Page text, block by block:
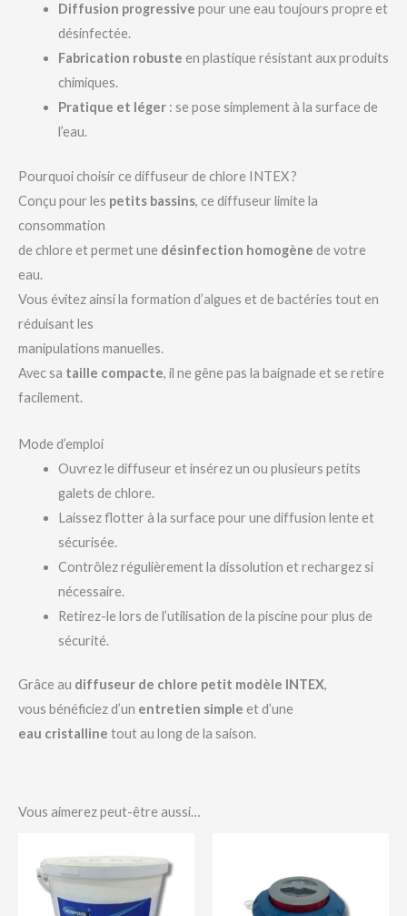
Diffusion progressive pour une eau toujours propre et
désinfectée.
Fabrication robuste en plastique résistant aux produits
chimiques.
Pratique et léger: se pose simplement à la surface de
l’eau.
Pourquoi choisir ce diffuseur de chlore INTEX ?
Conçu pour les petits bassins, ce diffuseur limite la
consommation
de chlore et permet une désinfection homogène de votre
eau.
Vous évitez ainsi la formation d’algues et de bactéries tout en
réduisant les
manipulations manuelles.
Avec sa taille compacte, il ne gêne pas la baignade et se retire
facilement.
Mode d’emploi
Ouvrez le diffuseur et insérez un ou plusieurs petits
galets de chlore.
Laissez flotter à la surface pour une diffusion lente et
sécurisée.
Contrôlez régulièrement la dissolution et rechargez si
nécessaire.
Retirez-le lors de l’utilisation de la piscine pour plus de
sécurité.
Grâce au diffuseur de chlore petit modèle INTEX,
vous bénéficiez d’un entretien simple et d’une
eau cristalline tout au long de la saison.
Vous aimerez peut-être aussi…